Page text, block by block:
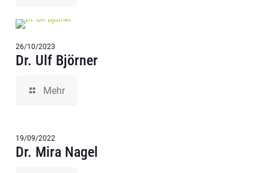
26/10/2023
Dr. Ulf Björner
Mehr
19/09/2022
Dr. Mira Nagel